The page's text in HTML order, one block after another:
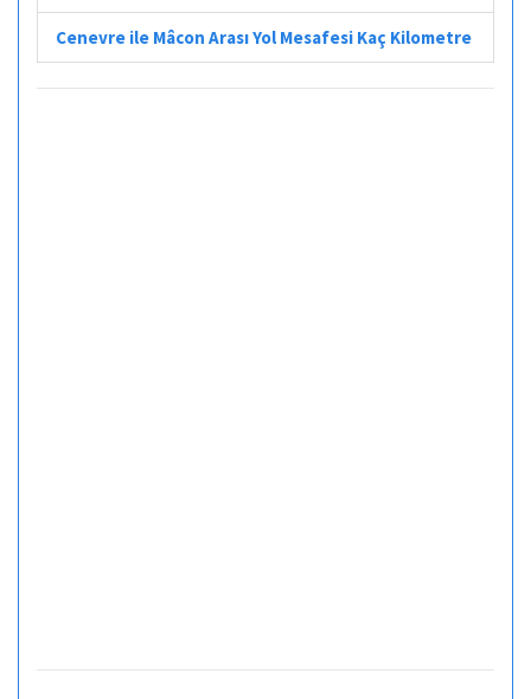
Cenevre ile Mâcon Arası Yol Mesafesi Kaç Kilometre